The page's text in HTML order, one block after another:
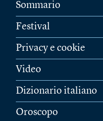
Sommario
Festival
Privacy e cookie
Video
Dizionario italiano
Oroscopo